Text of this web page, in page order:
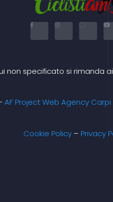
F
e
-
I
t
m
X
w
r
non specificato si rimanda
AF Project Web Agency Carpi
Cookie Policy– Privacy